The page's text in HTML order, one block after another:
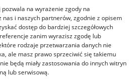
na wyrażenie zgody na
i naszych partnerów, zgodnie z opisem
dostęp do bardziej szczegółowych
zanim wyrazisz zgodę lub
rodzaje przetwarzania danych nie
ale masz prawo sprzeciwić się takiemu
będą miały zastosowania do innych witryn
lub serwisową.
króla Węgier Macieja
Polsku Kluż, to jedno z